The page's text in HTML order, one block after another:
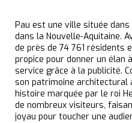
Pau est une ville située
dans la Nouvelle-Aquitaine.
de près de 74 761 résidents
propice pour donner un élan
service grâce à la publicité.
son patrimoine architectural
histoire marquée par le roi
de nombreux visiteurs,
joyau pour toucher une